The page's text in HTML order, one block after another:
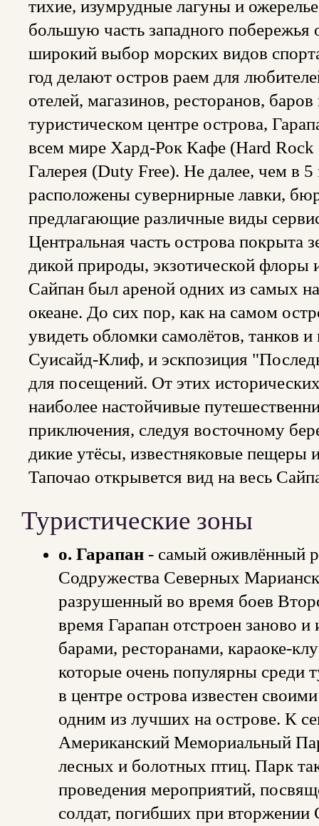
тихие, изумрудные лагуны и
большую часть западного побережья
широкий выбор морских видов
год делают остров раем для
отелей, магазинов, ресторанов,
туристическом центре острова,
всем мире Хард-Рок Кафе (Hard
Галерея (Duty Free). Не далее, чем в
расположены сувернирные лавки,
предлагающие различные виды
Центральная часть острова покрыта
дикой природы, экзотической флоры
Сайпан был ареной одних из самых
океане. До сих пор, как на самом
увидеть обломки самолётов, танков
Суисайд-Клиф, и эскпозиция
для посещений. От этих
наиболее настойчивые
приключения, следуя восточному
дикие утёсы, известняковые
Тапочао открывется вид на весь
Туристические зоны
о. Гарапан - самый оживлённый
Содружества Северных
разрушенный во время боев
время Гарапан отстроен заново
барами, ресторанами, караоке-
которые очень популярны
в центре острова известен
одним из лучших на острове. К
Американский Мемориальный
лесных и болотных птиц. Парк
проведения мероприятий,
солдат, погибших при